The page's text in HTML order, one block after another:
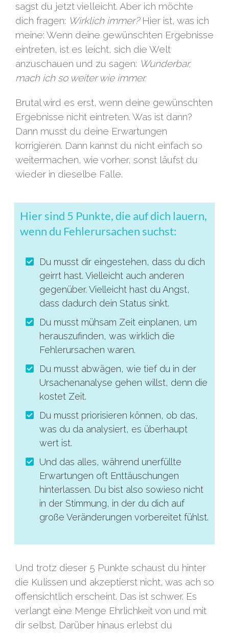
sagst du jetzt vielleicht. Aber ich möchte
dich fragen: Wirklich immer?Hier ist, was ich
meine: Wenn deine gewünschten Ergebnisse
eintreten, ist es leicht, sich die Welt
anzuschauen und zu sagen: Wunderbar,
mach ich so weiter wie immer.
Brutal wird es erst, wenn deine gewünschten
Ergebnisse nicht eintreten. Was ist dann?
Dann musst du deine Erwartungen
korrigieren. Dann kannst du nicht einfach so
weitermachen, wie vorher, sonst läufst du
wieder in dieselbe Falle.
Hier sind 5 Punkte, die auf dich lauern,
wenn du Fehlerursachen suchst:
Du musst dir eingestehen, dass du dich
geirrt hast. Vielleicht auch anderen
gegenüber. Vielleicht hast du Angst,
dass dadurch dein Status sinkt.
Du musst mühsam Zeit einplanen, um
herauszufinden, was wirklich die
Fehlerursachen waren.
Du musst abwägen, wie tief du in der
Ursachenanalyse gehen willst, denn die
kostet Zeit.
Du musst priorisieren können, ob das,
was du da analysiert, es überhaupt
wert ist.
Und das alles, während unerfüllte
Erwartungen oft Enttäuschungen
hinterlassen. Du bist also sowieso nicht
in der Stimmung, in der du dich auf
große Veränderungen vorbereitet fühlst.
Und trotz dieser 5 Punkte schaust du hinter
die Kulissen und akzeptierst nicht, was ach so
offensichtlich erscheint. Das ist schwer. Es
verlangt eine Menge Ehrlichkeit von und mit
dir selbst. Darüber hinaus erlebst du